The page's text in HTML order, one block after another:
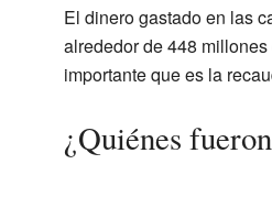
El dinero gastado en las
alrededor de 448
importante que es la
¿Quiénes